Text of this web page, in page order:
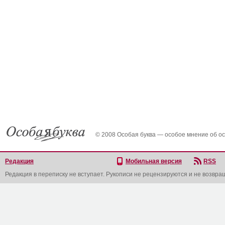
© 2008 Особая буква — особое мнение об
Редакция Мобильная версия
RSS
Редакция в переписку не вступает. Рукописи не рецензируются и не